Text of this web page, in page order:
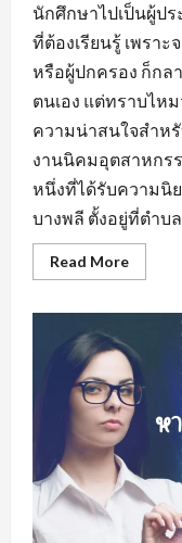
นักศึกษาไปเป็นผู้ป
ที่ต้องเรียนรู้ เพรา
หรือผู้ปกครอง ก็กล
ตนเอง แต่ทราบไห
ความน่าสนใจสำหรั
งานนิคมอุตสาหกร
หนึ่งที่ได้รับความนิ
บางพลี ตั้งอยู่ที่ตำบลบ
Read MoreRead
more
อุตสาหก
บางพลี
มี
อะไร
น่า
สนใจ